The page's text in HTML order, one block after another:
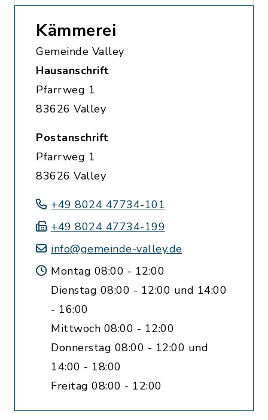
Kämmerei
Gemeinde Valley
Hausanschrift
Pfarrweg 1
83626 Valley
Postanschrift
Pfarrweg 1
83626 Valley
+49 8024 47734-101
+49 8024 47734-199
info@gemeinde-valley.de
Montag 08:00 - 12:00
Dienstag 08:00 - 12:00 und 14:00
- 16:00
Mittwoch 08:00 - 12:00
Donnerstag 08:00 - 12:00 und
14:00 - 18:00
Freitag 08:00 - 12:00